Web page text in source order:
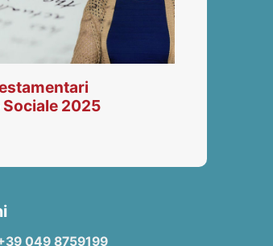
2025
049 8759199